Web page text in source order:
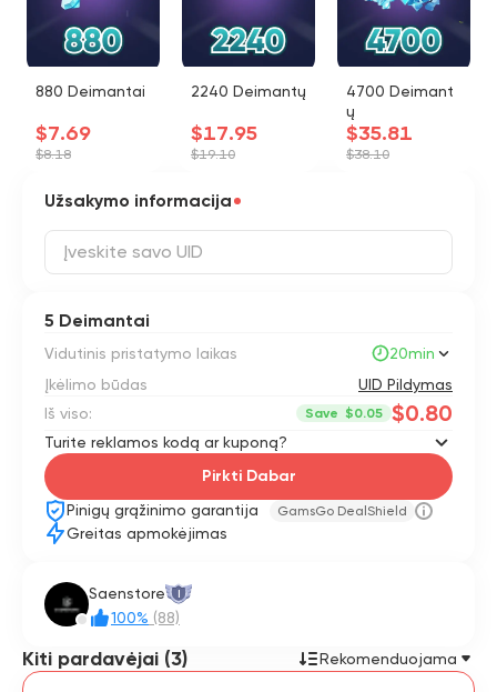
880 Deimantai
$7.69
$8.18
2240 Deimantų
$17.95
$19.10
4700 Deimant
ų
$35.81
$38.10
Užsakymo informacija
5 Deimantai
Vidutinis pristatymo laikas
20min
Įkėlimo būdas
UID Pildymas
Iš viso:
Save $0.05 $0.80
Turite reklamos kodą ar kuponą?
Pirkti Dabar
Pinigų grąžinimo garantija GamsGo DealShield
Greitas apmokėjimas
Saenstore I
100% (88)
Kiti pardavėjai (3) Rekomenduojama